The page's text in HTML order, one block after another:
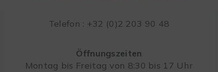
Telefon : +32 (0)2 203 90 48
Öffnungszeiten
Montag bis Freitag von 8:30 bis 17 Uhr